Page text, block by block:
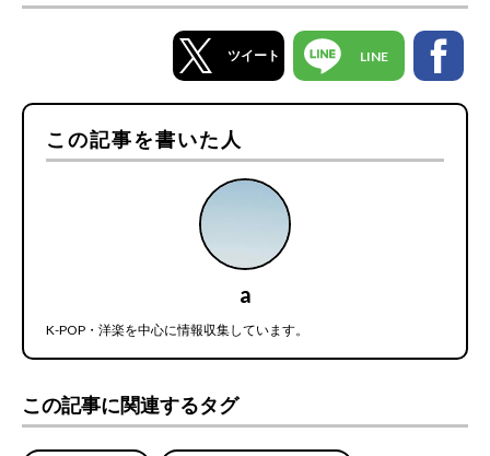
ツイート LINE
この記事を書いた人
a
K-POP・洋楽を中心に情報収集しています。
この記事に関連するタグ